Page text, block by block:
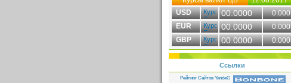
USD
00.0000
0.000
EUR
00.0000
0.000
GBP
00.0000 0.000
Ссылки